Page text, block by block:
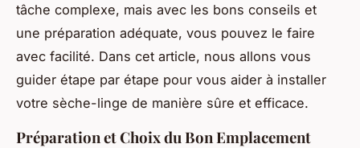
tâche complexe, mais avec les bons conseils et
une préparation adéquate, vous pouvez le faire
avec facilité. Dans cet article, nous allons vous
guider étape par étape pour vous aider à installer
votre sèche-linge de manière sûre et efficace.
Préparation et Choix du Bon Emplacement